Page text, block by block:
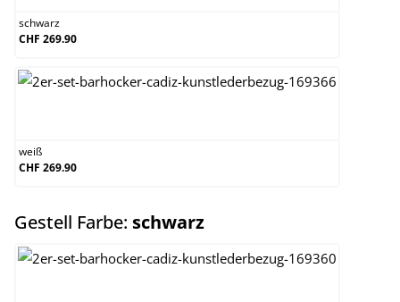
schwarz
CHF 269.90
weiß
CHF 269.90
Gestell Farbe: schwarzauswählen